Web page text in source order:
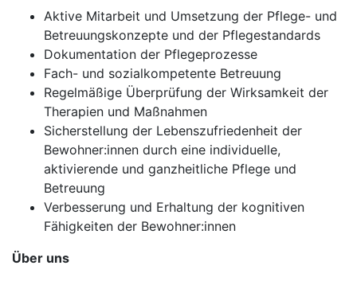
Aktive Mitarbeit und Umsetzung der Pflege- und
Betreuungskonzepte und der Pflegestandards
Dokumentation der Pflegeprozesse
Fach- und sozialkompetente Betreuung
Regelmäßige Überprüfung der Wirksamkeit der
Therapien und Maßnahmen
Sicherstellung der Lebenszufriedenheit der
Bewohner:innen durch eine individuelle,
aktivierende und ganzheitliche Pflege und
Betreuung
Verbesserung und Erhaltung der kognitiven
Fähigkeiten der Bewohner:innen
Über uns